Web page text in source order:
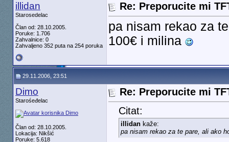
illidan
Starosedelac
Član od: 28.10.2005.
Poruke: 1.706
Zahvalnice: 0
Zahvaljeno 352 puta na 254 poruka
Re: Preporucite mi
pa nisam rekao za
100€ i milina
29.11.2006, 23:51
Dimo
Starośeđelac
Član od: 28.10.2005.
Lokacija: Nikšić
Poruke: 5.618
Re: Preporucite mi
Citat:
illidankaže:
pa nisam rekao za te pare, ali ako